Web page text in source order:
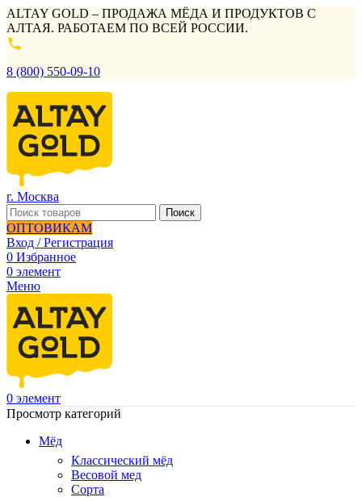
ALTAY GOLD – ПРОДАЖА МЁДА И ПРОДУКТОВ С
АЛТАЯ. РАБОТАЕМ ПО ВСЕЙ РОССИИ.
8 (800) 550-09-10
г. Москва
Поиск
ОПТОВИКАМ
Вход / Регистрация
0 Избранное
0 элемент
Меню
0 элемент
Просмотр категорий
Мёд
Классический мёд
Весовой мед
Сорта